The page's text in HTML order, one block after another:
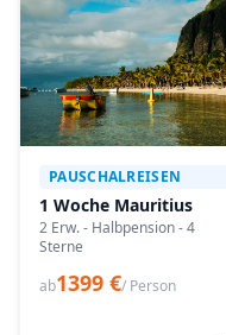
PAUSCHALREISEN
1 Woche Mauritius
2 Erw. - Halbpension - 4
Sterne
ab1399 €/ Person